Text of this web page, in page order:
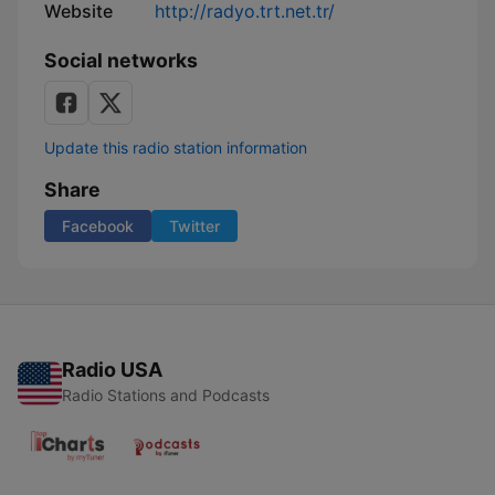
Website http://radyo.trt.net.tr/
Social networks
Update this radio station information
Share
Facebook Twitter
Radio USA
Radio Stations and Podcasts